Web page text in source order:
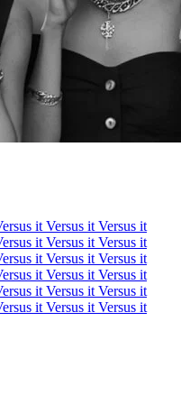
it Versus it Versus it
it Versus it Versus it
it Versus it Versus it
it Versus it Versus it
it Versus it Versus it
it Versus it Versus it